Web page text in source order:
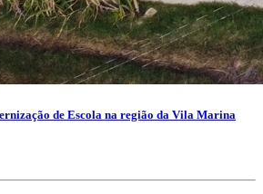
de Escola na região da Vila Marina